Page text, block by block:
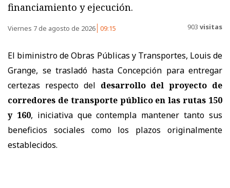
financiamiento y ejecución.
Viernes 7 de agosto de 2026 09:15 903 visitas
El biministro de Obras Públicas y Transportes, Louis de
Grange, se trasladó hasta Concepción para entregar
certezas respecto del desarrollo del proyecto de
corredores de transporte público en las rutas 150
y 160, iniciativa que contempla mantener tanto sus
beneficios sociales como los plazos originalmente
establecidos.